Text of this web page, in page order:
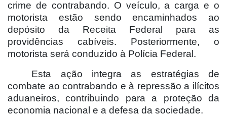
crime de contrabando. O veículo, a carga e o
motorista estão sendo encaminhados ao
depósito da Receita Federal para as
providências cabíveis. Posteriormente, o
motorista será conduzido à Polícia Federal.
Esta ação integra as estratégias de
combate ao contrabando e à repressão a ilícitos
aduaneiros, contribuindo para a proteção da
economia nacional e a defesa da sociedade.